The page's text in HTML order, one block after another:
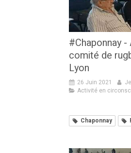
#Chaponnay
comité de
Lyon
26 Juin 2021
Activité en
Chaponnay